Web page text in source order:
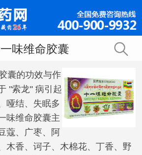
味维命胶囊
囊的功效与作
"索龙" 病引起
哑结、失眠多
味维命胶囊主
蔻、广枣、阿
木香、诃子、木棉花、丁香、野